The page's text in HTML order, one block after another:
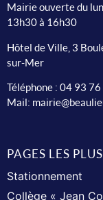
Mairie ouverte du
13h30 à 16h30
Hôtel de Ville, 3
sur-Mer
Téléphone : 04 93
Mail:
PAGES LES
Stationnement
Collège « Jean